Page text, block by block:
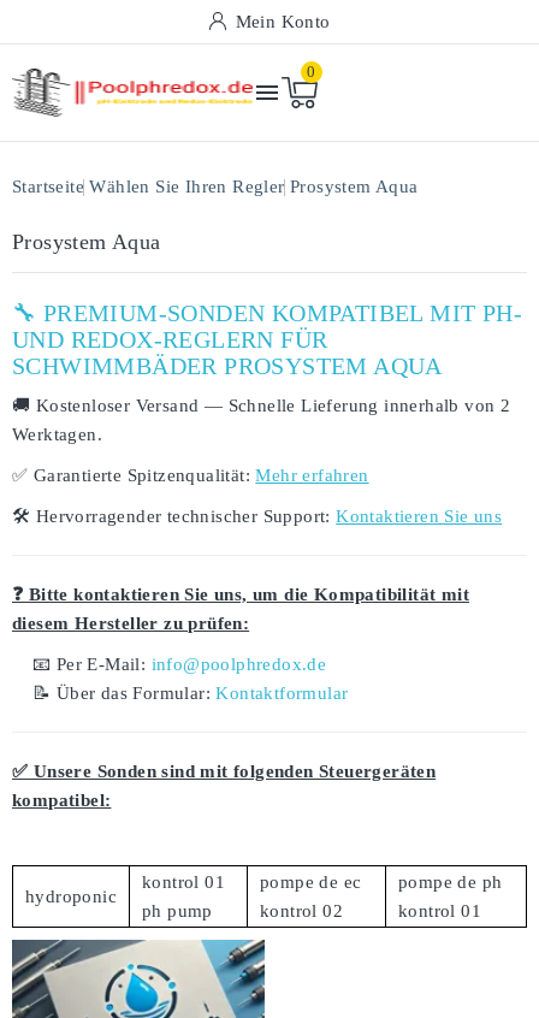
Mein Konto

0
Startseite Wählen Sie Ihren Regler Prosystem Aqua
Prosystem Aqua
🔧 PREMIUM-SONDEN KOMPATIBEL MIT PH-
UND REDOX-REGLERN FÜR
SCHWIMMBÄDER PROSYSTEM AQUA
🚚 Kostenloser Versand — Schnelle Lieferung innerhalb von 2
Werktagen.
✅ Garantierte Spitzenqualität: Mehr erfahren
🛠️ Hervorragender technischer Support: Kontaktieren Sie uns
❓ Bitte kontaktieren Sie uns, um die Kompatibilität mit
diesem Hersteller zu prüfen:
📧 Per E-Mail: info@poolphredox.de
📝 Über das Formular:Kontaktformular
✅ Unsere Sonden sind mit folgenden Steuergeräten
kompatibel:
hydroponic
kontrol 01
ph pump
pompe de ec
kontrol 02
pompe de ph
kontrol 01